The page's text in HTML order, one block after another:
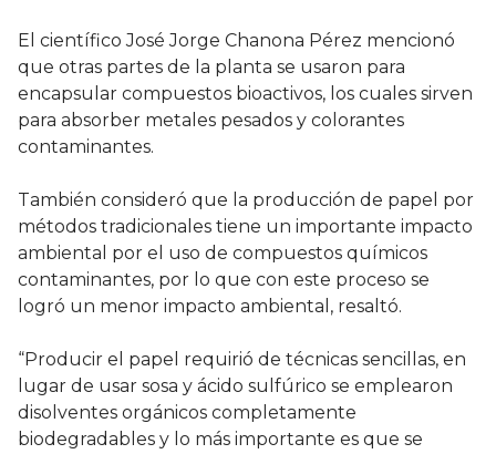
El científico José Jorge Chanona Pérez mencionó
que otras partes de la planta se usaron para
encapsular compuestos bioactivos, los cuales sirven
para absorber metales pesados y colorantes
contaminantes.
También consideró que la producción de papel por
métodos tradicionales tiene un importante impacto
ambiental por el uso de compuestos químicos
contaminantes, por lo que con este proceso se
logró un menor impacto ambiental, resaltó.
“Producir el papel requirió de técnicas sencillas, en
lugar de usar sosa y ácido sulfúrico se emplearon
disolventes orgánicos completamente
biodegradables y lo más importante es que se